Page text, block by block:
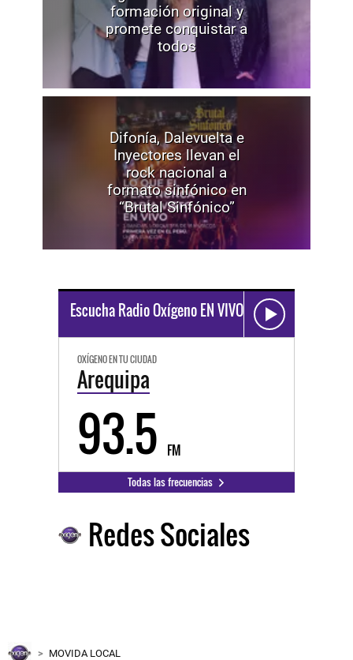
formación original y
promete conquistar a
todos
Difonía, Dalevuelta e
Inyectores llevan el
rock nacional a
formato sinfónico en
“Brutal Sinfónico”
Escucha Radio Oxígeno EN VIVO
OXÍGENO EN TU CIUDAD
Arequipa
93.5 FM
Todas las frecuencias
Redes Sociales
MOVIDA LOCAL